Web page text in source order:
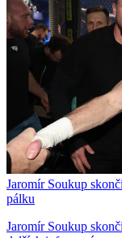
Jaromír Soukup
pálku
Jaromír Soukup